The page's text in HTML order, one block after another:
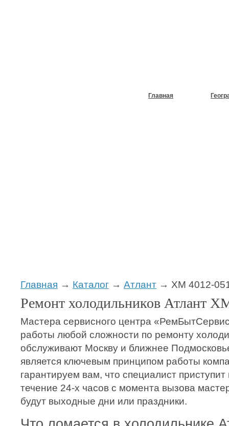
Главная
Главная → Каталог → Атлант → ХМ 4012-
Ремонт холодильников Атлант
Мастера сервисного центра
работы любой сложности по ремонту
обслуживают Москву и ближнее
является ключевым принципом работы
гарантируем вам, что специалист приступит
течение 24-х часов с момента вызова
будут выходные дни или праздники.